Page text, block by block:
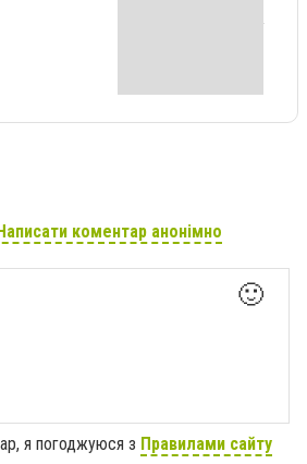
коментар анонімно
🙂
я погоджуюся з Правилами сайту